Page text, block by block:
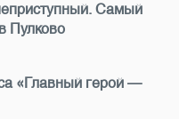
Самый
Пулково
«Главный герой —